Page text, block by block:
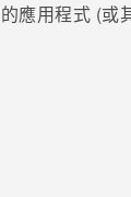
應用程式 (或